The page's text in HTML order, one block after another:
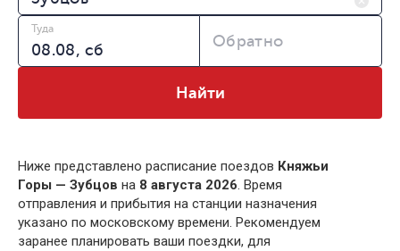
Туда
Обратно
Найти
Ниже представлено расписание поездов Княжьи
Горы — Зубцов на 8 августа 2026. Время
отправления и прибытия на станции назначения
указано по московскому времени. Рекомендуем
заранее планировать ваши поездки, для